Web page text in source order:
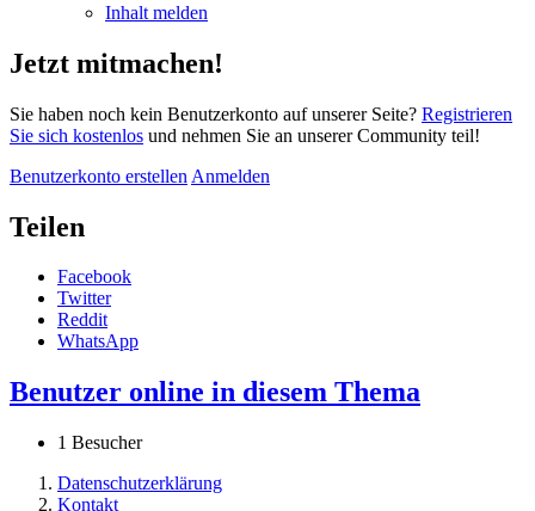
Inhalt melden
Jetzt mitmachen!
Sie haben noch kein Benutzerkonto auf unserer Seite? Registrieren
Sie sich kostenlos und nehmen Sie an unserer Community teil!
Benutzerkonto erstellen Anmelden
Teilen
Facebook
Twitter
Reddit
WhatsApp
Benutzer online in diesem Thema
1 Besucher
Datenschutzerklärung
Kontakt